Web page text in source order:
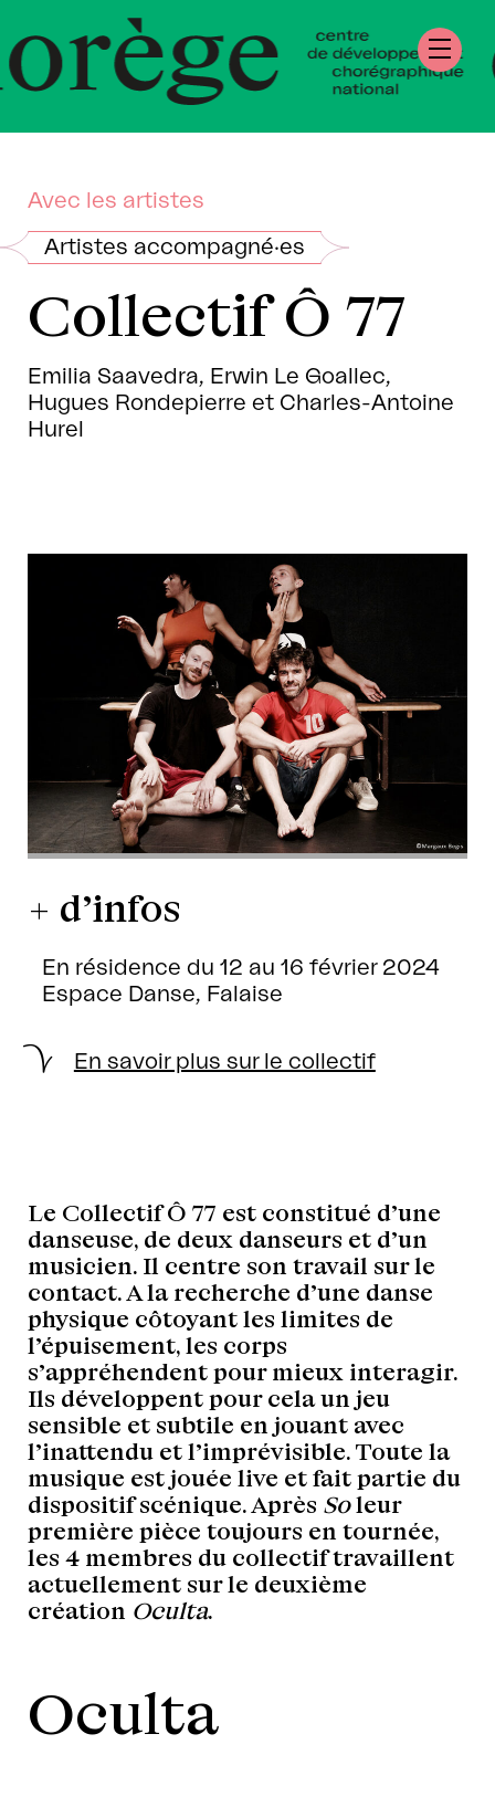
de
Avec les artistes
Artistes accompagné·es
Collectif Ô 77
Emilia Saavedra, Erwin Le Goallec,
Hugues Rondepierre et Charles-Antoine
Hurel
+ d’infos
En résidence du 12 au 16 février 2024
Espace Danse, Falaise
En savoir plus sur le collectif
Le Collectif Ô 77 est constitué d’une
danseuse, de deux danseurs et d’un
musicien. Il centre son travail sur le
contact. A la recherche d’une danse
physique côtoyant les limites de
l’épuisement, les corps
s’appréhendent pour mieux interagir.
Ils développent pour cela un jeu
sensible et subtile en jouant avec
l’inattendu et l’imprévisible. Toute la
musique est jouée live et fait partie du
dispositif scénique. Après Soleur
première pièce toujours en tournée,
les 4 membres du collectif travaillent
actuellement sur le deuxième
création Oculta.
Oculta